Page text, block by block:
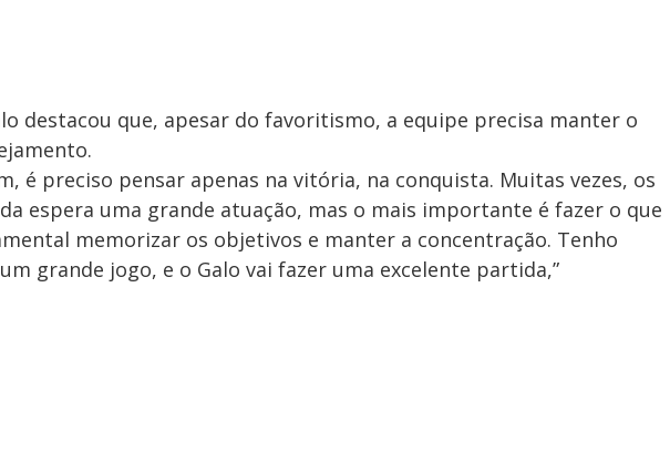
destacou que, apesar do favoritismo, a equipe precisa manter o
é preciso pensar apenas na vitória, na conquista. Muitas vezes, os
espera uma grande atuação, mas o mais importante é fazer o que
memorizar os objetivos e manter a concentração. Tenho
grande jogo, e o Galo vai fazer uma excelente partida,”